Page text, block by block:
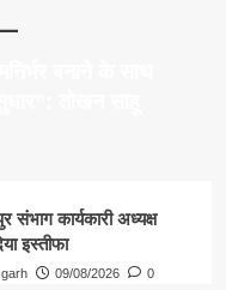
संभाग कार्यकारी अध्यक्ष
इस्तीफा
09/08/2026 0